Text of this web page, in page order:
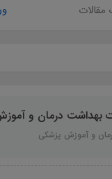
مقالات
بهداشت درمان و
و آموزش پزشکی